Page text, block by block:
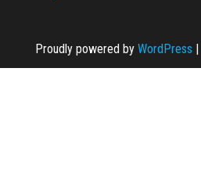
Proudly powered by WordPress |